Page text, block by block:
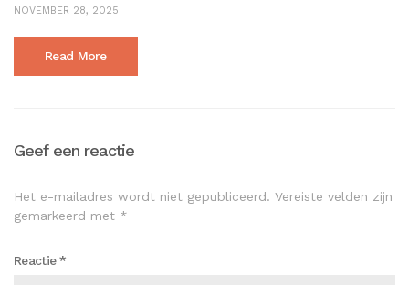
NOVEMBER 28, 2025
Read More
Geef een reactie
Het e-mailadres wordt niet gepubliceerd. Vereiste velden zijn
gemarkeerd met *
Reactie*